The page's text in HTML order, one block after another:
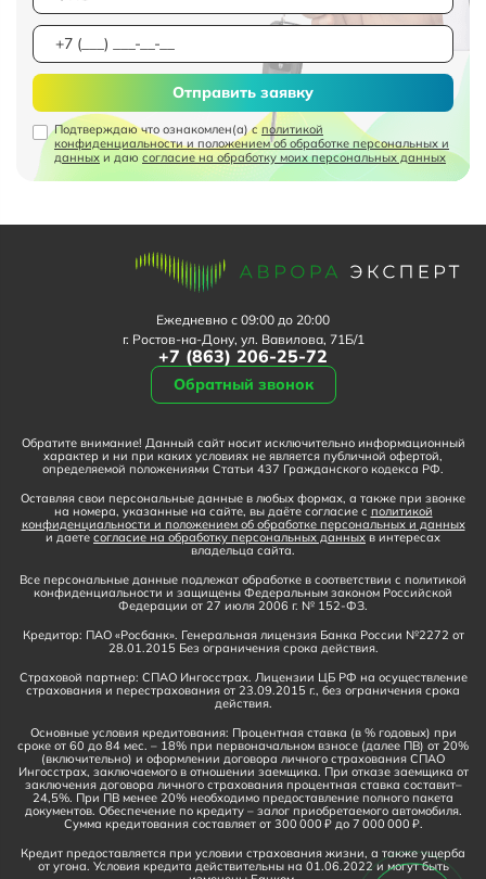
Подтверждаю что ознакомлен(а) сполитикой
конфиденциальности и положением об обработке персональных и
данных и даю согласие на обработку моих персональных данных
Отправить заявку
Ежедневно с 09:00 до 20:00
г. Ростов-на-Дону, ул. Вавилова, 71Б/1
+7 (863) 206-25-72
Обратный звонок
Обратите внимание! Данный сайт носит исключительно информационный
характер и ни при каких условиях не является публичной офертой,
определяемой положениями Статьи 437 Гражданского кодекса РФ.
Оставляя свои персональные данные в любых формах, а также при звонке
на номера, указанные на сайте, вы даёте согласие с политикой
конфиденциальности и положением об обработке персональных и данных
и даете согласие на обработку персональных данных в интересах
владельца сайта.
Все персональные данные подлежат обработке в соответствии с политикой
конфиденциальности и защищены Федеральным законом Российской
Федерации от 27 июля 2006 г. № 152-ФЗ.
Кредитор: ПАО «Росбанк». Генеральная лицензия Банка России №2272 от
28.01.2015 Без ограничения срока действия.
Страховой партнер: СПАО Ингосстрах. Лицензии ЦБ РФ на осуществление
страхования и перестрахования от 23.09.2015 г., без ограничения срока
действия.
Основные условия кредитования: Процентная ставка (в % годовых) при
сроке от 60 до 84 мес. – 18% при первоначальном взносе (далее ПВ) от 20%
(включительно) и оформлении договора личного страхования СПАО
Ингосстрах, заключаемого в отношении заемщика. При отказе заемщика от
заключения договора личного страхования процентная ставка составит–
24,5%. При ПВ менее 20% необходимо предоставление полного пакета
документов. Обеспечение по кредиту – залог приобретаемого автомобиля.
Сумма кредитования составляет от 300 000 ₽ до 7 000 000 ₽.
Кредит предоставляется при условии страхования жизни, а также ущерба
от угона. Условия кредита действительны на 01.06.2022 и могут быть